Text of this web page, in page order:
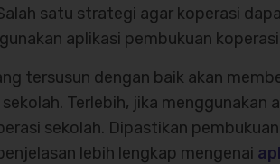
satu strategi agar koperasi
aplikasi pembukuan
tersusun dengan baik akan
Terlebih, jika menggunakan
sekolah. Dipastikan
lebih lengkap mengenai